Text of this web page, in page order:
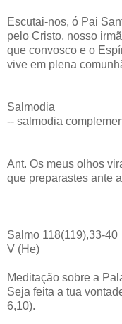
Escutai-nos, ó Pai
pelo Cristo, nosso
que convosco e o
vive em plena
Salmodia
-- salmodia
Ant. Os meus olhos
que preparastes ante
Salmo 118(119),33-40
V (He)
Meditação sobre a
Seja feita a tua
6,10).